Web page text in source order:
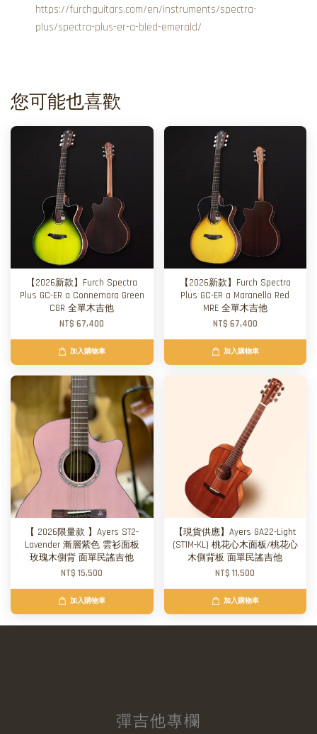
https://furchguitars.com/en/instruments/spectra-
plus/spectra-plus-er-a-bled-emerald/
您可能也喜歡
【2026新款】Furch Spectra
Plus GC-ER a Connemara Green
CGR 全單木吉他
NT$ 67,400
加入購物車
【2026新款】Furch Spectra
Plus GC-ER a Maranello Red
MRE 全單木吉他
NT$ 67,400
加入購物車
【 2026限量款 】Ayers ST2-
Lavender 漸層紫色 雲衫面板
玫瑰木側背 面單民謠吉他
NT$ 15,500
加入購物車
【現貨供應】Ayers GA22-Light
(ST1M-KL) 桃花心木面板/桃花心
木側背板 面單民謠吉他
NT$ 11,500
加入購物車
彈吉他專欄